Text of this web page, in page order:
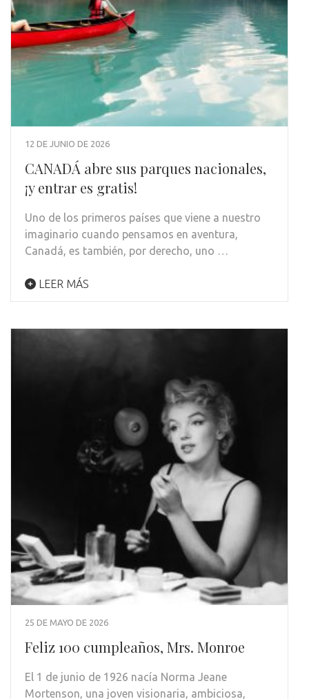
12 DE JUNIO DE 2026
CANADÁ abre sus parques nacionales,
¡y entrar es gratis!
Uno de los primeros países que viene a nuestro
imaginario cuando pensamos en aventura,
Canadá, es también, por derecho, uno …
LEER MÁS
25 DE MAYO DE 2026
Feliz 100 cumpleaños, Mrs. Monroe
El 1 de junio de 1926 nacía Norma Jeane
Mortenson, una joven visionaria, ambiciosa,